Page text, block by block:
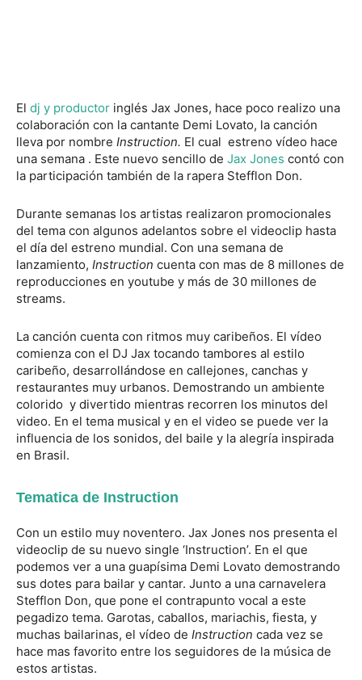
El dj y productor inglés Jax Jones, hace poco realizo una
colaboración con la cantante Demi Lovato, la canción
lleva por nombre Instruction. El cual estreno vídeo hace
una semana . Este nuevo sencillo de Jax Jones contó con
la participación también de la rapera Stefflon Don.
Durante semanas los artistas realizaron promocionales
del tema con algunos adelantos sobre el videoclip hasta
el día del estreno mundial. Con una semana de
lanzamiento, Instruction cuenta con mas de 8 millones de
reproducciones en youtube y más de 30 millones de
streams.
La canción cuenta con ritmos muy caribeños. El vídeo
comienza con el DJ Jax tocando tambores al estilo
caribeño, desarrollándose en callejones, canchas y
restaurantes muy urbanos. Demostrando un ambiente
colorido y divertido mientras recorren los minutos del
video. En el tema musical y en el video se puede ver la
influencia de los sonidos, del baile y la alegría inspirada
en Brasil.
Tematica de Instruction
Con un estilo muy noventero. Jax Jones nos presenta el
videoclip de su nuevo single ‘Instruction’. En el que
podemos ver a una guapísima Demi Lovato demostrando
sus dotes para bailar y cantar. Junto a una carnavelera
Stefflon Don, que pone el contrapunto vocal a este
pegadizo tema. Garotas, caballos, mariachis, fiesta, y
muchas bailarinas, el vídeo de Instruction cada vez se
hace mas favorito entre los seguidores de la música de
estos artistas.